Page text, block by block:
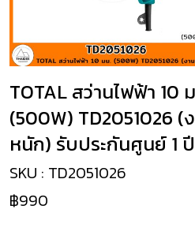
TOTAL สว่านไฟฟ้า 10
(500W) TD2051026 (
หนัก) รับประกันศูนย์ 1 ปี
SKU : TD2051026
฿990